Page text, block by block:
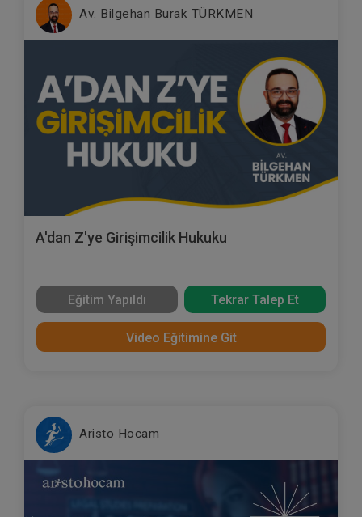
Av. Bilgehan Burak TÜRKMEN
A'dan Z'ye Girişimcilik Hukuku
Eğitim Yapıldı Tekrar Talep Et
Video Eğitimine Git
Aristo Hocam